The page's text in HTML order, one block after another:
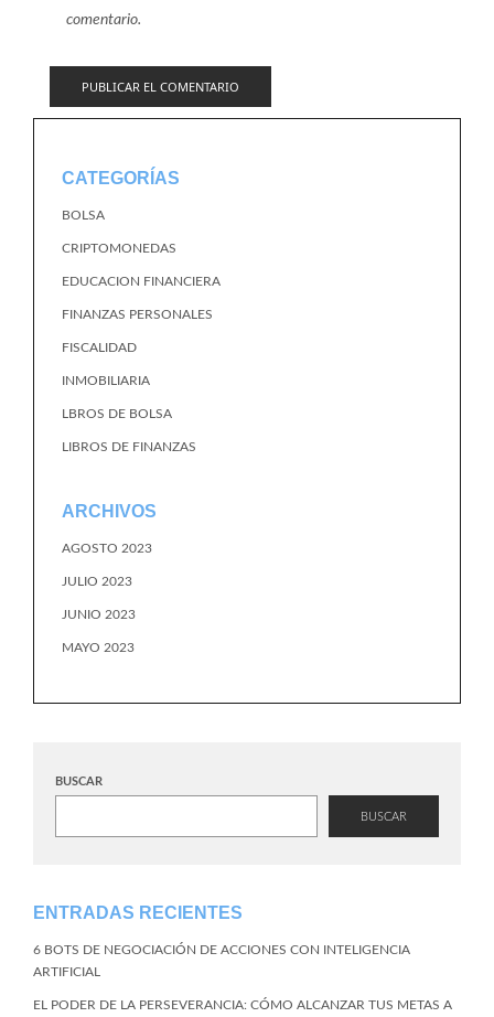
comentario.
CATEGORÍAS
BOLSA
CRIPTOMONEDAS
EDUCACION FINANCIERA
FINANZAS PERSONALES
FISCALIDAD
INMOBILIARIA
LBROS DE BOLSA
LIBROS DE FINANZAS
ARCHIVOS
AGOSTO 2023
JULIO 2023
JUNIO 2023
MAYO 2023
BUSCAR
BUSCAR
ENTRADAS RECIENTES
6 BOTS DE NEGOCIACIÓN DE ACCIONES CON INTELIGENCIA
ARTIFICIAL
EL PODER DE LA PERSEVERANCIA: CÓMO ALCANZAR TUS METAS A